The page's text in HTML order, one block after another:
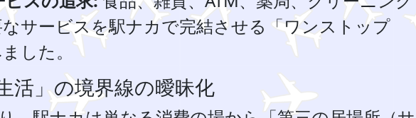
サービスを駅ナカで完結させる「ワンストップ
した。
」の境界線の曖昧化